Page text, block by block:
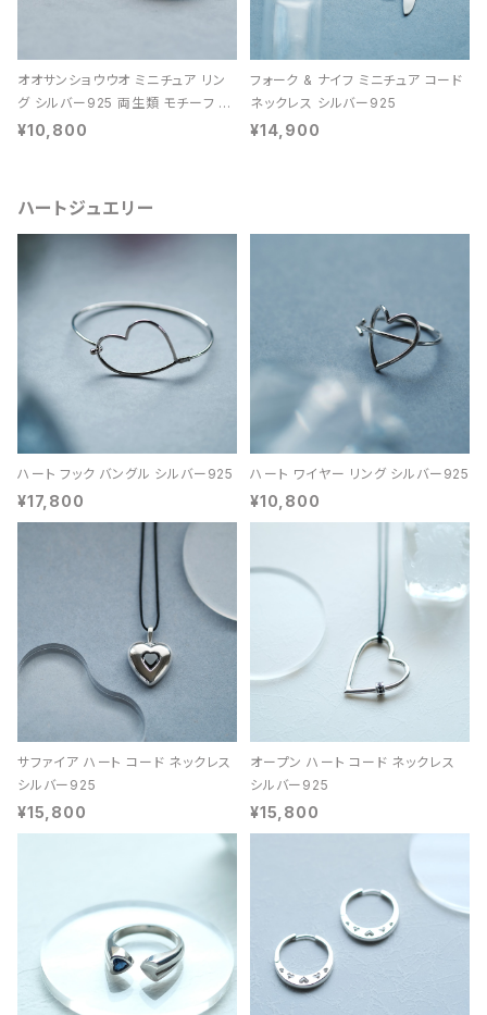
オオサンショウウオ ミニチュア リン
グ シルバー925 両生類 モチーフ レ
ディース ユニセックス
¥10,800
フォーク & ナイフ ミニチュア コード
ネックレス シルバー925
¥14,900
ハートジュエリー
ハート フック バングル シルバー925
¥17,800
ハート ワイヤー リング シルバー925
¥10,800
サファイア ハート コード ネックレス
シルバー925
¥15,800
オープン ハート コード ネックレス
シルバー925
¥15,800